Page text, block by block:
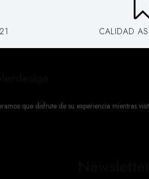
Añadir al carrito
CALIDAD
que disfrute de su experiencia mientras